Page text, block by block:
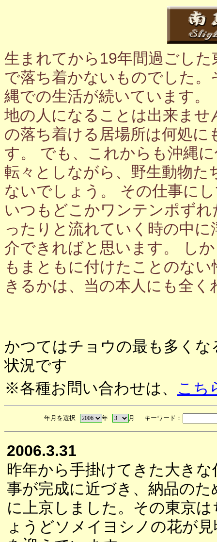
生まれてから19年間過ごし
で落ち着かないものでした
縄での生活が続いています
地の人になることは出来ま
の落ち着ける居場所は何処
す。 でも、これからも沖縄
転々としながら、野生動物
ないでしょう。 その仕事に
いつもどこかワンテンポず
ったりと流れていく時の中
介できればと思います。 し
もまともに付けたことのな
きるかは、当の本人にも全く
かつてはチョウの最も多く
状況です
※各種お問い合わせは、 こち
年月を選択 年 月 キーワード：
2006.3.31
昨年から手掛けてきた大きな
事が完成に近づき、納品のた
に上京しました。その東京は
ょうどソメイヨシノの花が見